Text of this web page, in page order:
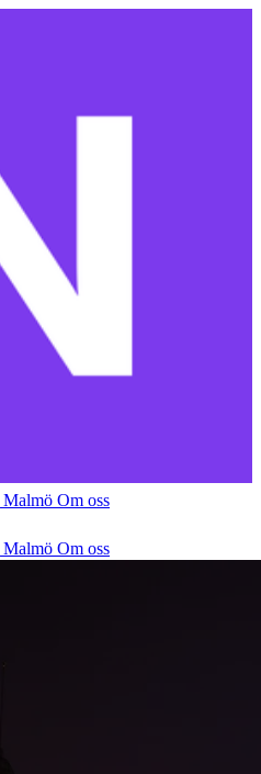
Malmö Om oss
Malmö Om oss